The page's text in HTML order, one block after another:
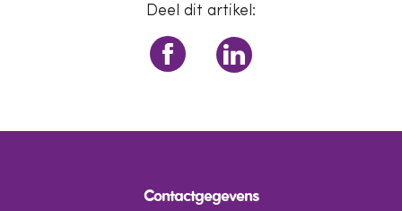
Deel dit artikel:
Contactgegevens